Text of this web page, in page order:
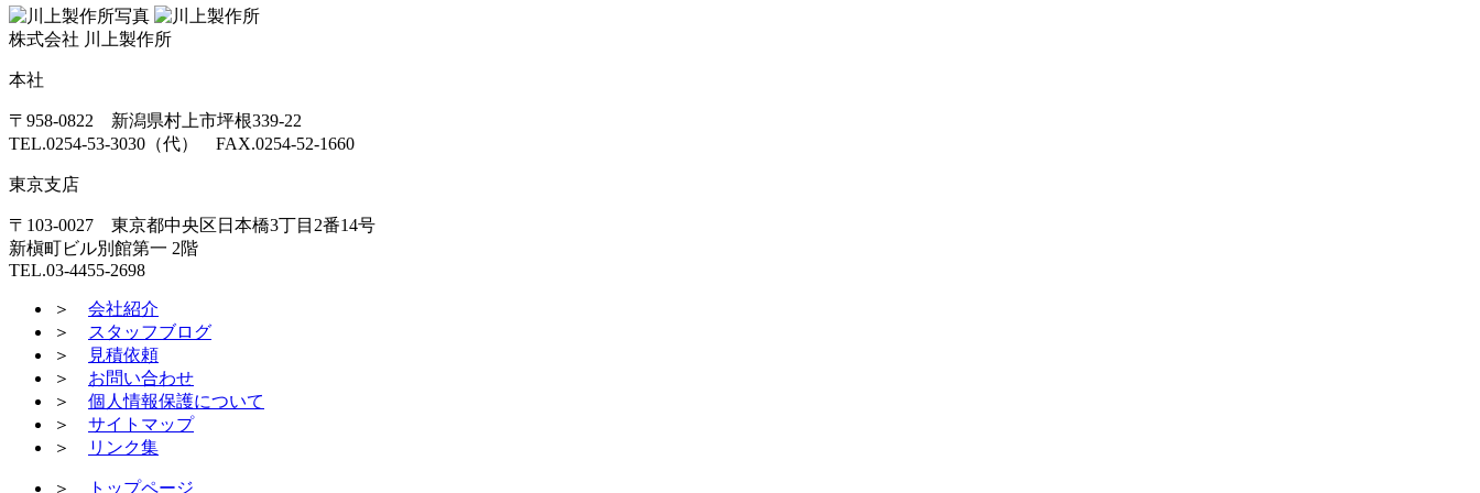
株式会社 川上製作所
本社
〒958-0822 新潟県村上市坪根339-22
TEL.0254-53-3030（代） FAX.0254-52-1660
東京支店
〒103-0027 東京都中央区日本橋3丁目2番14号
新槇町ビル別館第一 2階
TEL.03-4455-2698
＞ 会社紹介
＞
スタッフブログ
＞
見積依頼
＞ お問い合わせ
＞ 個人情報保護について
＞ サイトマップ
＞
リンク集
＞ トップページ